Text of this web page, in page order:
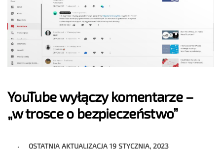
YouTube wyłączy komentarze –
„w trosce o bezpieczeństwo”
OSTATNIA AKTUALIZACJA19 STYCZNIA, 2023